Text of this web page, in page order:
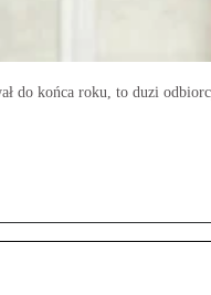
do końca roku, to duzi